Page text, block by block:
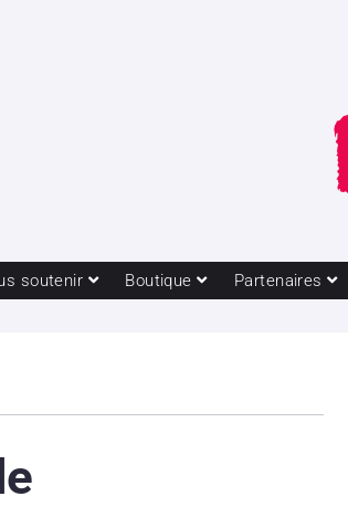
soutenir Boutique Partenaires